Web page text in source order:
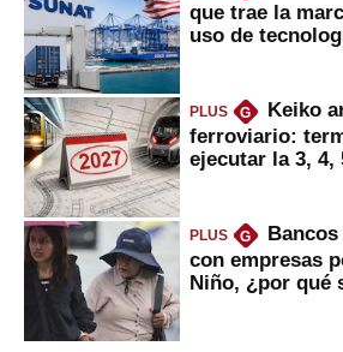
que trae la
uso de
PLUS G
Keiko
ferroviario:
ejecutar la 3, 4,
PLUS G
con empresas
Niño, ¿por qué